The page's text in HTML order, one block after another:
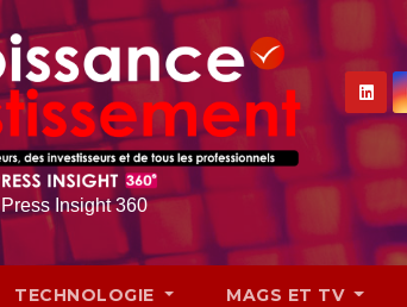
Press Insight 360
TECHNOLOGIE MAGS ET TV